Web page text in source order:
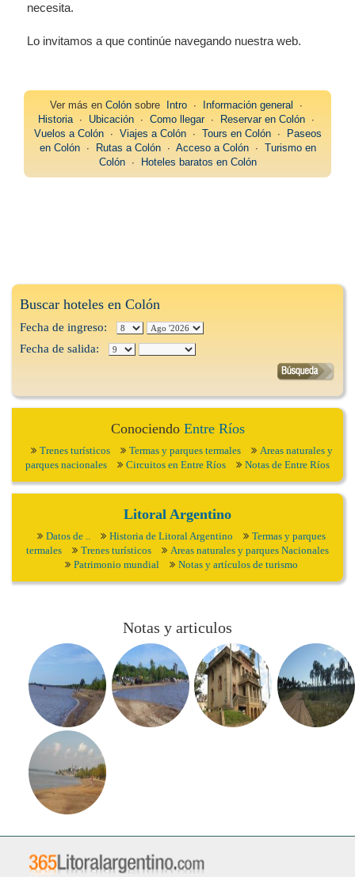
necesita.
Lo invitamos a que continúe navegando nuestra web.
Ver más en Colónsobre Intro∙ Información general ∙
Historia∙ Ubicación∙ Como llegar∙ Reservar en Colón∙
Vuelos a Colón∙ Viajes a Colón∙ Tours en Colón∙
Paseos
en Colón∙ Rutas a Colón∙ Acceso a Colón∙ Turismo en
Colón∙ Hoteles baratos en Colón
Buscar hoteles en Colón
Fecha de ingreso:
Fecha de salida:
Conociendo Entre Ríos
Trenes turísticos Termas y parques termales
Areas naturales y
parques nacionales
Circuitos en Entre Ríos Notas de Entre Ríos
Litoral Argentino
Datos de .. Historia de Litoral Argentino
Termas y parques
termales
Trenes turísticos
Areas naturales y parques Nacionales
Patrimonio mundial
Notas y artículos de turismo
Notas y articulos